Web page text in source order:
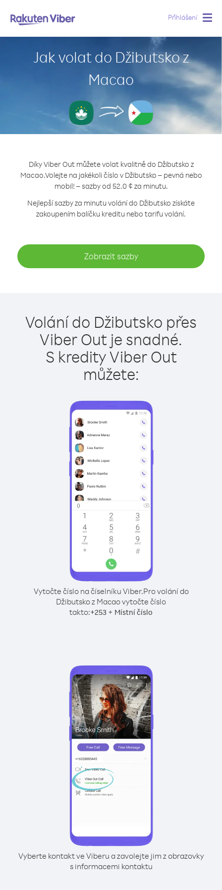
Přihlášení
Jak volat do Džibutsko z
Macao
Díky Viber Out můžete volat kvalitně do Džibutsko z
Macao.Volejte na jakékoli číslo v Džibutsko – pevná nebo
mobil! – sazby od 52.0 ¢ za minutu.
Nejlepší sazby za minutu volání do Džibutsko získáte
zakoupením balíčku kreditu nebo tarifu volání.
Zobrazit sazby
Volání do Džibutsko přes
Viber Out je snadné.
S kredity Viber Out
můžete:
Vytočte číslo na číselníku Viber.Pro volání do
Džibutsko z Macao vytočte číslo
takto:+253 + Místní číslo
Vyberte kontakt ve Viberu a zavolejte jim z obrazovky
s informacemi kontaktu